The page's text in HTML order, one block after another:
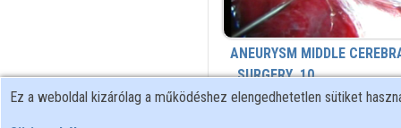
ANEURYSM MIDDLE
_SURGERY_10
A középső agyi artéria (arteria
971 megtekintés
Ez a weboldal kizárólag a működéshez elengedhetetlen sütiket